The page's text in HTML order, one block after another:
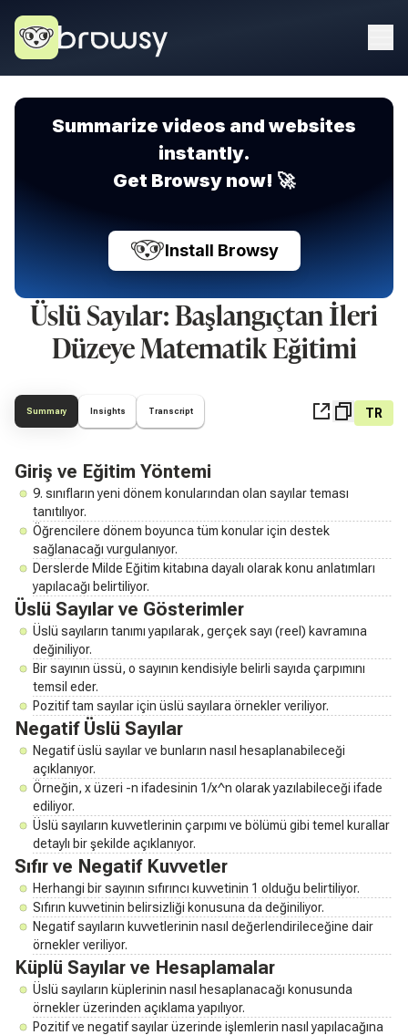
Summarize videos and websites
instantly.
Get Browsy now! 🚀
Install Browsy
Üslü Sayılar: Başlangıçtan İleri
Düzeye Matematik Eğitimi
Summary Insights Transcript TR
Giriş ve Eğitim Yöntemi
9. sınıfların yeni dönem konularından olan sayılar teması
tanıtılıyor.
Öğrencilere dönem boyunca tüm konular için destek
sağlanacağı vurgulanıyor.
Derslerde Milde Eğitim kitabına dayalı olarak konu anlatımları
yapılacağı belirtiliyor.
Üslü Sayılar ve Gösterimler
Üslü sayıların tanımı yapılarak, gerçek sayı (reel) kavramına
değiniliyor.
Bir sayının üssü, o sayının kendisiyle belirli sayıda çarpımını
temsil eder.
Pozitif tam sayılar için üslü sayılara örnekler veriliyor.
Negatif Üslü Sayılar
Negatif üslü sayılar ve bunların nasıl hesaplanabileceği
açıklanıyor.
Örneğin, x üzeri -n ifadesinin 1/x^n olarak yazılabileceği ifade
ediliyor.
Üslü sayıların kuvvetlerinin çarpımı ve bölümü gibi temel kurallar
detaylı bir şekilde açıklanıyor.
Sıfır ve Negatif Kuvvetler
Herhangi bir sayının sıfırıncı kuvvetinin 1 olduğu belirtiliyor.
Sıfırın kuvvetinin belirsizliği konusuna da değiniliyor.
Negatif sayıların kuvvetlerinin nasıl değerlendirileceğine dair
örnekler veriliyor.
Küplü Sayılar ve Hesaplamalar
Üslü sayıların küplerinin nasıl hesaplanacağı konusunda
örnekler üzerinden açıklama yapılıyor.
Pozitif ve negatif sayılar üzerinde işlemlerin nasıl yapılacağına